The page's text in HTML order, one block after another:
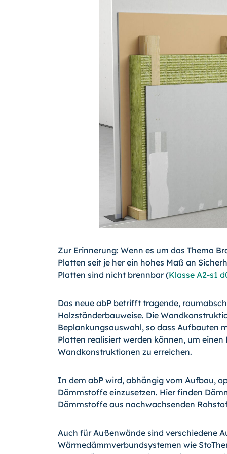
Zur Erinnerung: Wenn es um das Thema
Platten seit je her ein hohes Maß an
Platten sind nicht brennbar (Klasse A2-s1
Das neue abP betrifft tragende,
Holzständerbauweise. Die
Beplankungsauswahl, so dass Aufbauten
Platten realisiert werden können, um
Wandkonstruktionen zu erreichen.
In dem abP wird, abhängig vom Aufbau,
Dämmstoffe einzusetzen. Hier finden
Dämmstoffe aus nachwachsenden
Auch für Außenwände sind verschiedene
Wärmedämmverbundsystemen wie